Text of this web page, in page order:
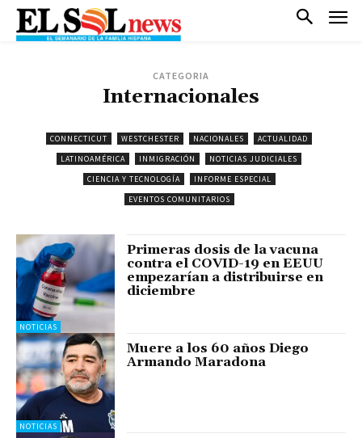
CATEGORIA
Internacionales
CONNECTICUT WESTCHESTER NACIONALES
ACTUALIDAD
LATINOAMÉRICA
INMIGRACIÓN
NOTICIAS JUDICIALES
CIENCIA Y TECNOLOGÍA
INFORME ESPECIAL
EVENTOS COMUNITARIOS
NOTICIAS
Primeras dosis de la vacuna
contra el COVID-19 en EEUU
empezarían a distribuirse en
diciembre
NOTICIAS
Muere a los 60 años Diego
Armando Maradona